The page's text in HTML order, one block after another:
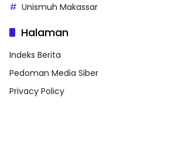
Unismuh Makassar
Halaman
Indeks Berita
Pedoman Media Siber
Privacy Policy